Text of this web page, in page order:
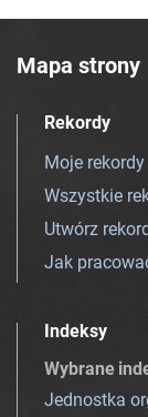
Mapa strony
Rekordy
Moje rekordy
Wszystkie
Utwórz
Jak
Indeksy
Wybrane
Jednostka